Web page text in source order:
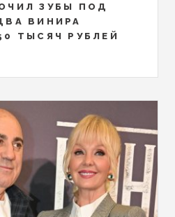
ЗУБЫ ПОД
ВИНИРА
ТЫСЯЧ РУБЛЕЙ